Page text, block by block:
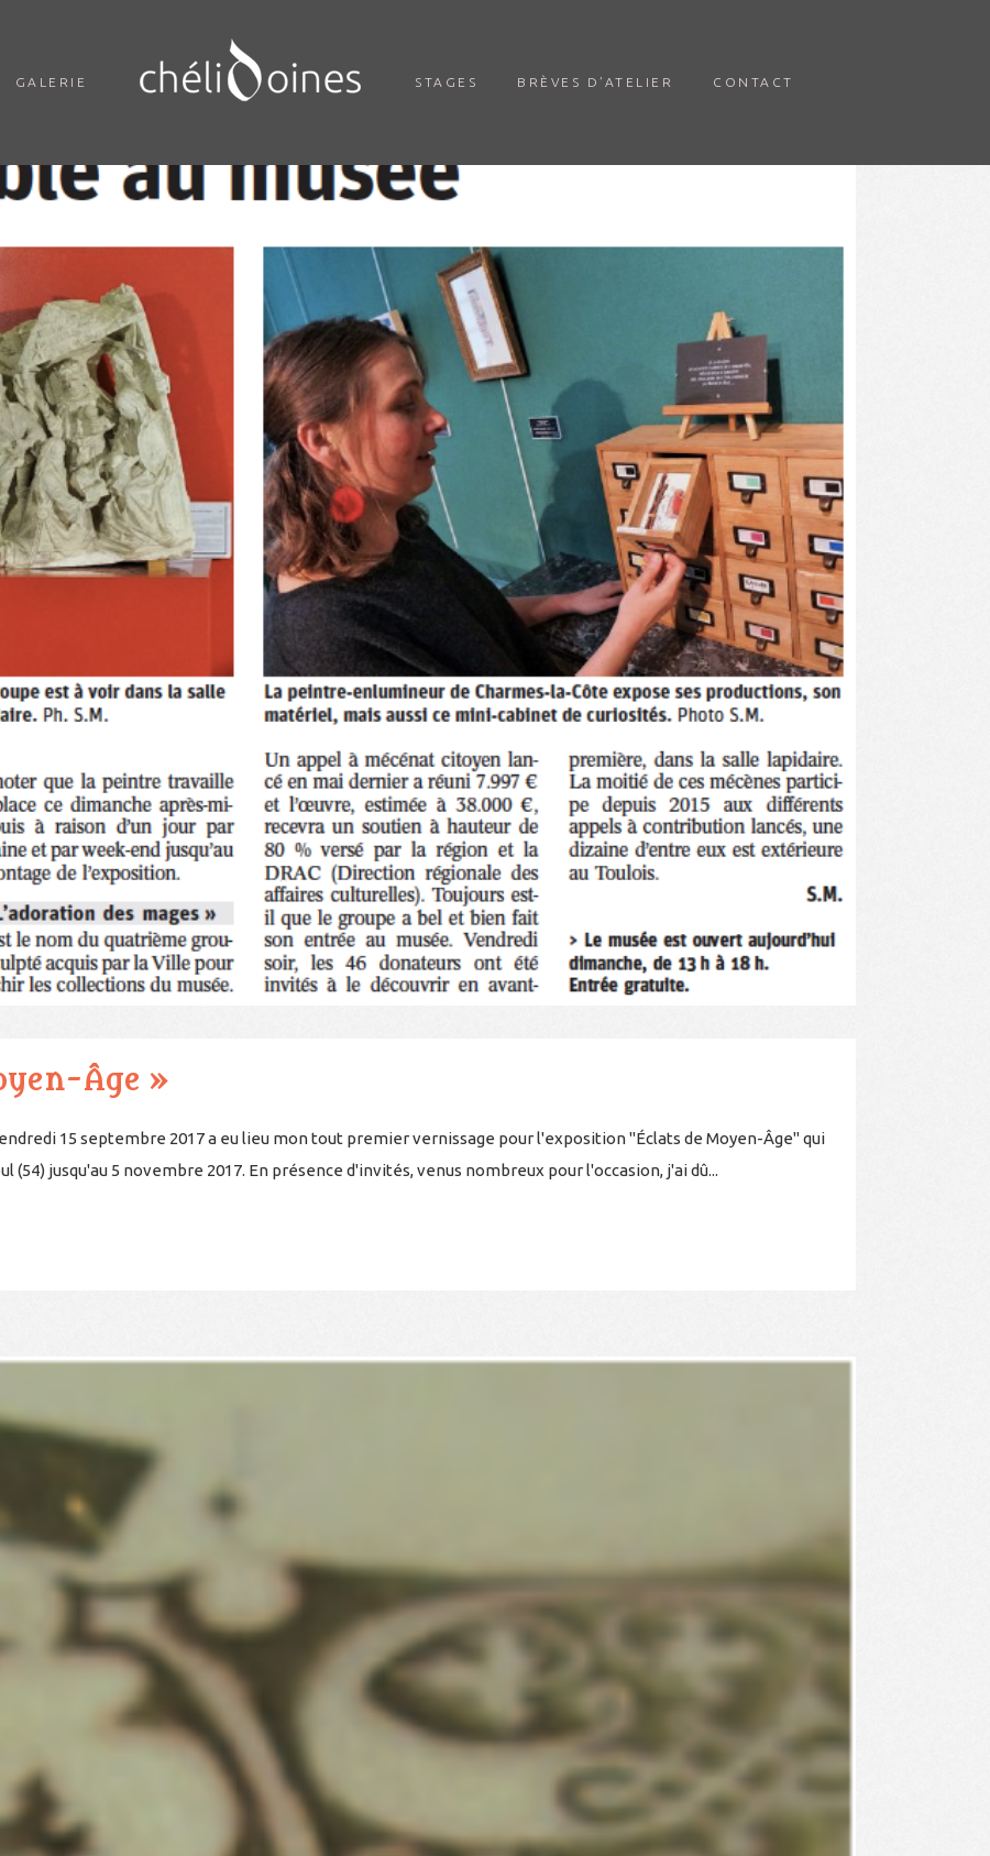
GALERIE STAGES BRÈVES D’ATELIER CONTACT
Âge »
15 septembre 2017 a eu lieu mon tout premier vernissage pour l'exposition "Éclats de Moyen-Âge" qui
(54) jusqu'au 5 novembre 2017. En présence d'invités, venus nombreux pour l'occasion, j'ai dû...